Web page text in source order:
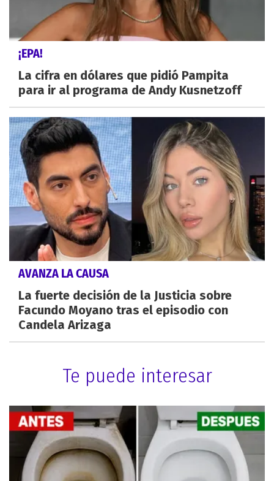
¡EPA!
La cifra en dólares que pidió Pampita
para ir al programa de Andy Kusnetzoff
AVANZA LA CAUSA
La fuerte decisión de la Justicia sobre
Facundo Moyano tras el episodio con
Candela Arizaga
Te puede interesar